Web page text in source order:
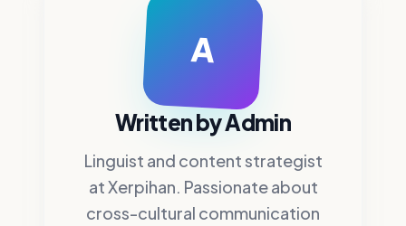
A
Written byAdmin
Linguist and content strategist
at Xerpihan. Passionate about
cross-cultural communication